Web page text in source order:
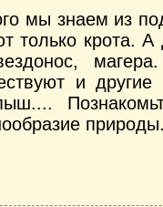
мы знаем из
только крота. А
и